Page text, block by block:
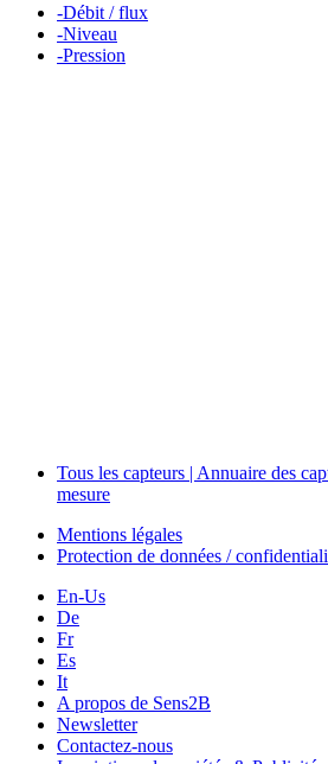
-Débit / flux
-Niveau
-Pression
Tous les capteurs | Annuaire des
mesure
Mentions légales
Protection de données /
En-Us
De
Fr
Es
It
A propos de Sens2B
Newsletter
Contactez-nous